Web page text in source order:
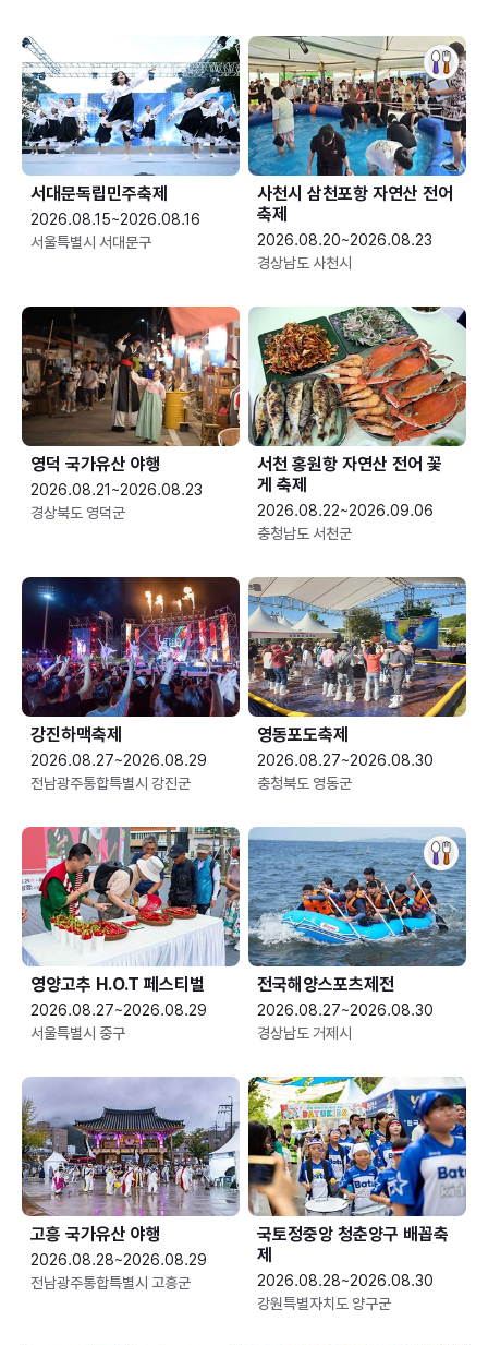
서대문독립민주축제
2026.08.15~2026.08.16
서울특별시 서대문구
사천시 삼천포항 자연산 전어
축제
2026.08.20~2026.08.23
경상남도 사천시
영덕 국가유산 야행
2026.08.21~2026.08.23
경상북도 영덕군
서천 홍원항 자연산 전어 꽃
게 축제
2026.08.22~2026.09.06
충청남도 서천군
강진하맥축제
2026.08.27~2026.08.29
전남광주통합특별시 강진군
영동포도축제
2026.08.27~2026.08.30
충청북도 영동군
영양고추 H.O.T 페스티벌
2026.08.27~2026.08.29
서울특별시 중구
전국해양스포츠제전
2026.08.27~2026.08.30
경상남도 거제시
고흥 국가유산 야행
2026.08.28~2026.08.29
전남광주통합특별시 고흥군
국토정중앙 청춘양구 배꼽축
제
2026.08.28~2026.08.30
강원특별자치도 양구군